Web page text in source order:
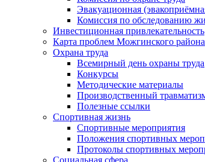
Эвакуационная
Комиссия по обследованию
Инвестиционная привлекательность
Карта проблем Можгинского района
Охрана труда
Всемирный день охраны труда
Конкурсы
Методические материалы
Производственный
Полезные ссылки
Спортивная жизнь
Спортивные мероприятия
Положения спортивных
Протоколы спортивных
Социальная сфера